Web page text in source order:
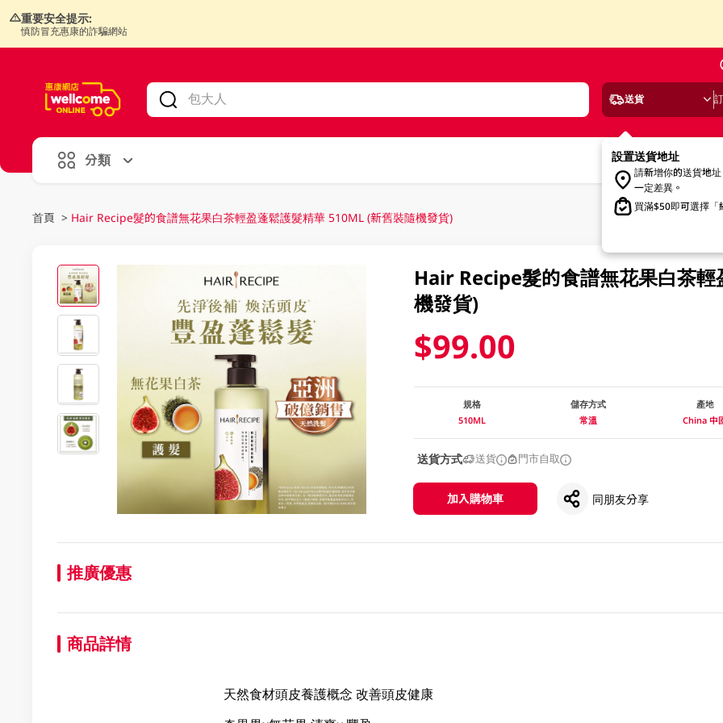
重要安全提示:
慎防冒充惠康的詐騙網站
送貨
設置送貨地址
請新增你的送貨地
一定差異。
買滿$50即可選擇「
分類
首頁 > Hair Recipe髮的食譜無花果白茶輕盈蓬鬆護髮精華 510ML (新舊裝隨機發貨)
Hair Recipe髮的食譜無花果白茶
機發貨)
$99.00
規格
510ML
儲存方式
常溫
產地
China 中
送貨方式 送貨 門市自取
加入購物車 同朋友分享
推廣優惠
商品詳情
天然食材頭皮養護概念 改善頭皮健康